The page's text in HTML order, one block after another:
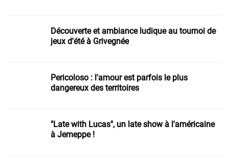
Découverte et ambiance ludique au tournoi de
jeux d'été à Grivegnée
Pericoloso : l'amour est parfois le plus
dangereux des territoires
"Late with Lucas", un late show à l'américaine
à Jemeppe !